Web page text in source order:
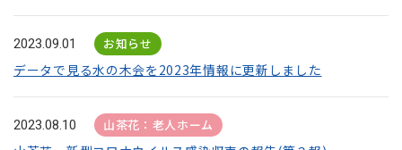
2023.09.01 お知らせ
データで見る水の木会を2023年情報に更新しました
2023.08.10 山茶花：老人ホーム